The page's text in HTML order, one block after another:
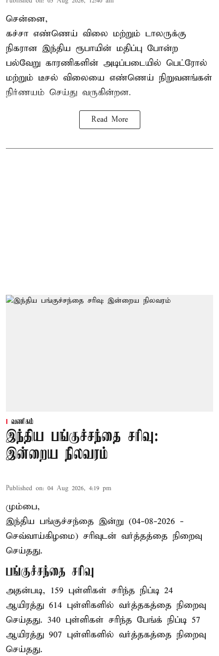
சென்னை,
கச்சா எண்ணெய் விலை மற்றும் டாலருக்கு
நிகரான இந்திய ரூபாயின் மதிப்பு போன்ற
பல்வேறு காரணிகளின் அடிப்படையில் பெட்ரோல்
மற்றும் டீசல் விலையை எண்ணெய் நிறுவனங்கள்
நிர்ணயம் செய்து வருகின்றன.
Read More
வணிகம்
இந்திய பங்குச்சந்தை சரிவு:
இன்றைய நிலவரம்
Published on: 04 Aug 2026, 4:19 pm
மும்பை,
இந்திய பங்குச்சந்தை இன்று (04-08-2026 -
செவ்வாய்கிழமை) சரிவுடன் வர்த்தத்தை நிறைவு
செய்தது.
பங்குச்சந்தை சரிவு
அதன்படி, 159 புள்ளிகள் சரிந்த நிப்டி 24
ஆயிரத்து 614 புள்ளிகளில் வர்த்தகத்தை நிறைவு
செய்தது. 340 புள்ளிகள் சரிந்த பேங்க் நிப்டி 57
ஆயிரத்து 907 புள்ளிகளில் வர்த்தகத்தை நிறைவு
செய்தது.